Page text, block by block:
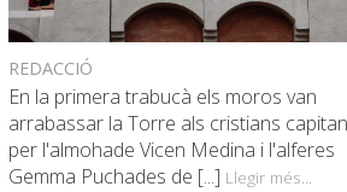
REDACCIÓ
En la primera trabucà els moros van
arrabassar la Torre als cristians
per l'almohade Vicen Medina i l'alferes
Gemma Puchades de [...] Llegir més...